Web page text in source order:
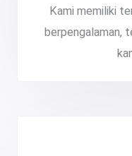
Kami memiliki
berpengalaman,